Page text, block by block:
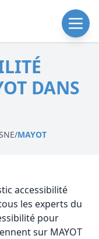
DANS
/MAYOT
accessibilité
les experts du
pour
sur MAYOT